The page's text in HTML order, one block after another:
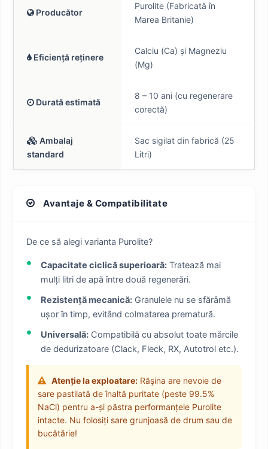
Producător
Purolite (Fabricată în
Marea Britanie)
Eficiență reținere
Calciu (Ca) și Magneziu
(Mg)
Durată estimată
8 – 10 ani (cu regenerare
corectă)
Ambalaj
standard
Sac sigilat din fabrică (25
Litri)
Avantaje & Compatibilitate
De ce să alegi varianta Purolite?
Capacitate ciclică superioară: Tratează mai
mulți litri de apă între două regenerări.
Rezistență mecanică: Granulele nu se sfărâmă
ușor în timp, evitând colmatarea prematură.
Universală: Compatibilă cu absolut toate mărcile
de dedurizatoare (Clack, Fleck, RX, Autotrol etc.).
Atenție la exploatare: Rășina are nevoie de
sare pastilată de înaltă puritate (peste 99.5%
NaCl) pentru a-și păstra performanțele Purolite
intacte. Nu folosiți sare grunjoasă de drum sau de
bucătărie!